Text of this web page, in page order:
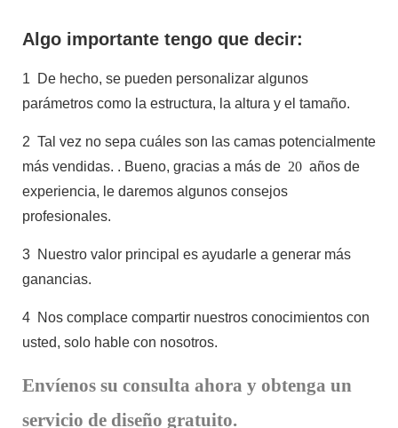
Algo importante tengo que decir:
1
De hecho, se pueden personalizar algunos
parámetros como la estructura, la altura y el tamaño.
2 Tal vez no sepa cuáles son las camas potencialmente
más vendidas. . Bueno, gracias a más de 20 años de
experiencia, le daremos algunos consejos
profesionales.
3 Nuestro valor principal es ayudarle a generar más
ganancias.
4 Nos complace compartir nuestros conocimientos con
usted, solo hable con nosotros.
Envíenos su consulta ahora y obtenga un
servicio de diseño gratuito.